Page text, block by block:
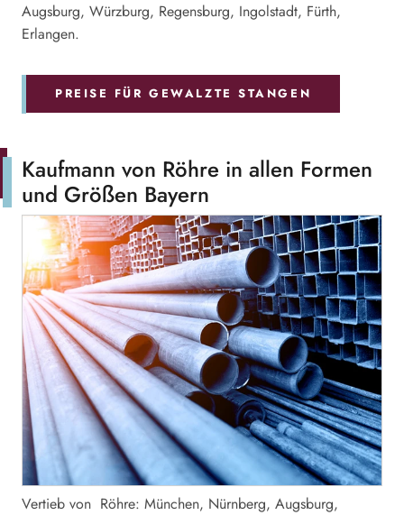
Augsburg, Würzburg, Regensburg, Ingolstadt, Fürth,
Erlangen.
PREISE FÜR GEWALZTE STANGEN
Kaufmann von Röhre in allen Formen
und Größen Bayern
Vertieb von Röhre: München, Nürnberg, Augsburg,